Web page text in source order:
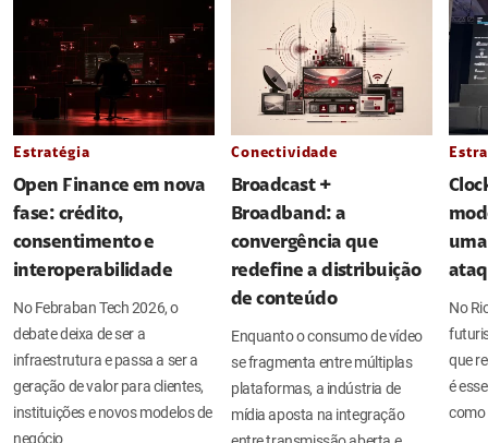
Estratégia
Open Finance em nova
fase: crédito,
consentimento e
interoperabilidade
No Febraban Tech 2026, o
debate deixa de ser a
infraestrutura e passa a ser a
geração de valor para clientes,
instituições e novos modelos de
negócio
Conectividade
Broadcast +
Broadband: a
convergência que
redefine a distribuição
de conteúdo
Enquanto o consumo de vídeo
se fragmenta entre múltiplas
plataformas, a indústria de
mídia aposta na integração
No
que
é
como